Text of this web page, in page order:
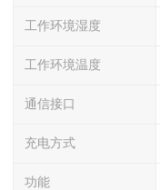
工作环境湿度
工作环境温度
通信接口
充电方式
功能